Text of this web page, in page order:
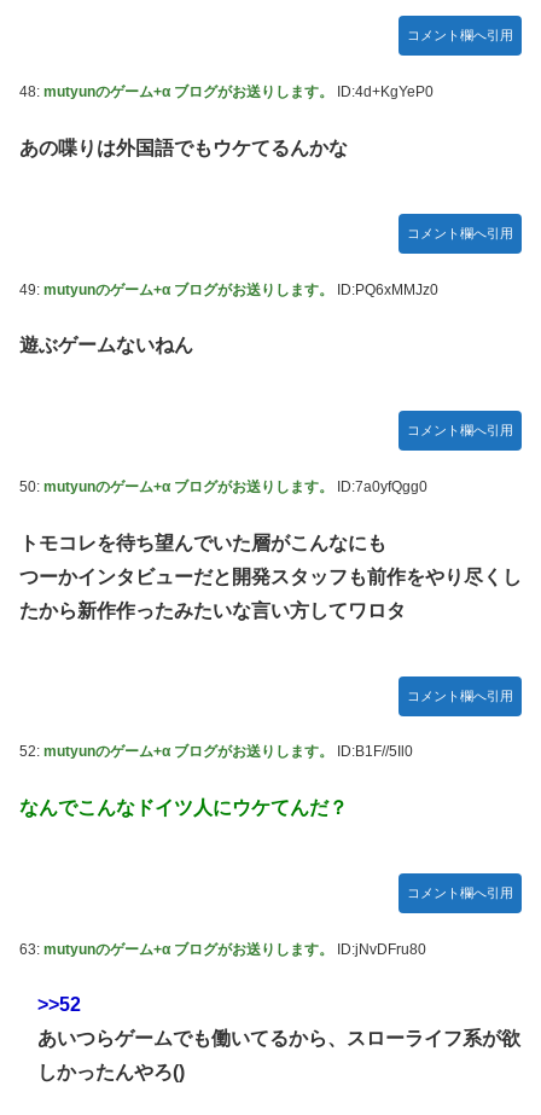
コメント欄へ引用
48: mutyunのゲーム+α ブログがお送りします。 ID:4d+KgYeP0
あの喋りは外国語でもウケてるんかな
コメント欄へ引用
49: mutyunのゲーム+α ブログがお送りします。 ID:PQ6xMMJz0
遊ぶゲームないねん
コメント欄へ引用
50: mutyunのゲーム+α ブログがお送りします。 ID:7a0yfQgg0
トモコレを待ち望んでいた層がこんなにも
つーかインタビューだと開発スタッフも前作をやり尽くし
たから新作作ったみたいな言い方してワロタ
コメント欄へ引用
52: mutyunのゲーム+α ブログがお送りします。 ID:B1F//5Il0
なんでこんなドイツ人にウケてんだ？
コメント欄へ引用
63: mutyunのゲーム+α ブログがお送りします。 ID:jNvDFru80
>>52
あいつらゲームでも働いてるから、スローライフ系が欲
しかったんやろ()